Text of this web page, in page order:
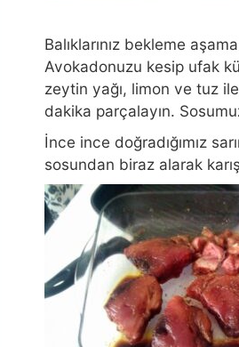
Balıklarınız bekleme
Avokadonuzu kesip ufak
zeytin yağı, limon ve tuz
dakika parçalayın.
İnce ince doğradığımız
sosundan biraz alarak